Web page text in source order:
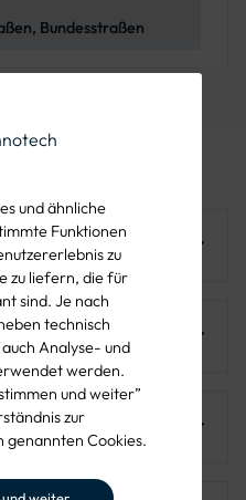
und ähnliche
Funktionen
zu
zu liefern, die für
sind. Je nach
technisch
Analyse- und
werden.
und weiter”
zur
genannten Cookies.
Bundesstraßen
(FAQ)
erhältlich?
auf schnellen
750 mm die Regelgröße
in RA2 oder RA3
Umweltschutzgründen, in
Gefahrenabschnitten –
Das 278-110
danach keine generelle